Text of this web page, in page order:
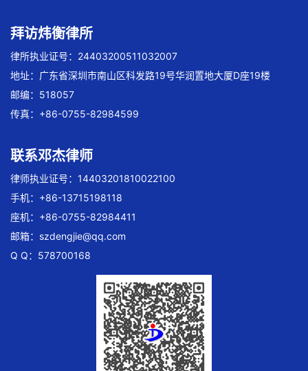
拜访炜衡律所
律所执业证号：24403200511032007
地址：广东省深圳市南山区科发路19号华润置地大厦D座19楼
邮编：518057
传真：+86-0755-82984599
联系邓杰律师
律师执业证号：14403201810022100
手机：+86-13715198118
座机：+86-0755-82984411
邮箱： szdengjie@qq.com
Q Q：578700168